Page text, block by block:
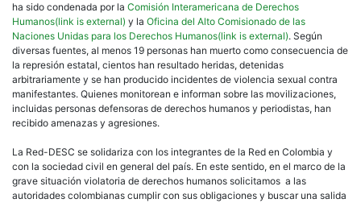
los
ha sido condenada por la Comisión Interamericana de Derechos
Humanos(link is external) y la Oficina del Alto Comisionado de las
Naciones Unidas para los Derechos Humanos(link is external). Según
diversas fuentes, al menos 19 personas han muerto como consecuencia de
la represión estatal, cientos han resultado heridas, detenidas
arbitrariamente y se han producido incidentes de violencia sexual contra
manifestantes. Quienes monitorean e informan sobre las movilizaciones,
incluidas personas defensoras de derechos humanos y periodistas, han
recibido amenazas y agresiones.
La Red-DESC se solidariza con los integrantes de la Red en Colombia y
con la sociedad civil en general del país. En este sentido, en el marco de la
grave situación violatoria de derechos humanos solicitamos a las
autoridades colombianas cumplir con sus obligaciones y buscar una salida